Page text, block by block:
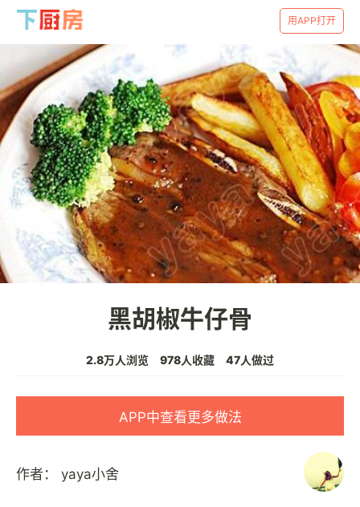
用APP打开
黑胡椒牛仔骨
2.8万人浏览 978人收藏 47人做过
APP中查看更多做法
作者： yaya小舍